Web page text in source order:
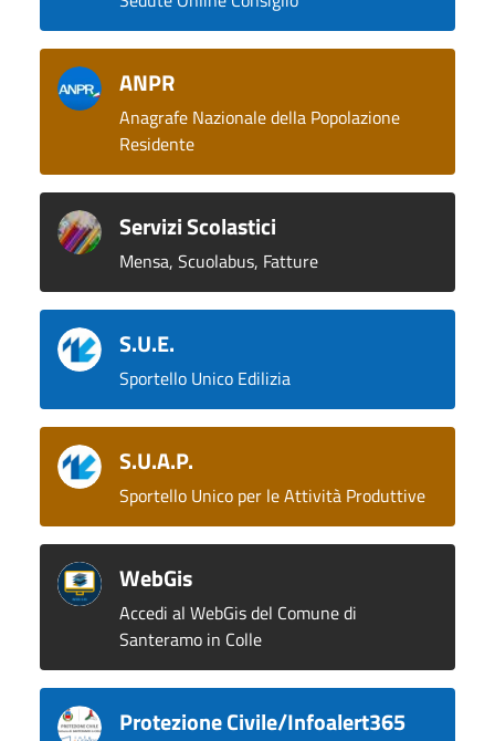
ANPR
Anagrafe Nazionale della Popolazione
Residente
Servizi Scolastici
Mensa, Scuolabus, Fatture
S.U.E.
Sportello Unico Edilizia
S.U.A.P.
Sportello Unico per le Attività Produttive
WebGis
Accedi al WebGis del Comune di
Santeramo in Colle
Protezione Civile/Infoalert365